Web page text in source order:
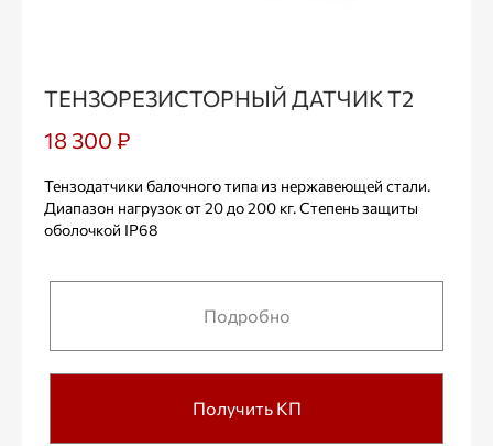
ТЕНЗОРЕЗИСТОРНЫЙ ДАТЧИК Т2
18 300 ₽
Тензодатчики балочного типа из нержавеющей стали.
Диапазон нагрузок от 20 до 200 кг. Степень защиты
оболочкой IP68
Подробно
Получить КП